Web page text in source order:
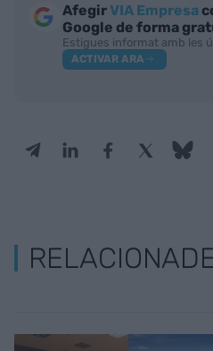
AfegirVIA Empresa
Google de forma
Estigues informat amb les
ACTIVAR ARA